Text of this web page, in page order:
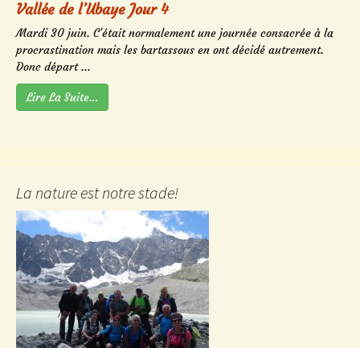
Vallée de l’Ubaye Jour 4
Mardi 30 juin. C’était normalement une journée consacrée à la
procrastination mais les bartassous en ont décidé autrement.
Donc départ ...
Lire La Suite…
La nature est notre stade!